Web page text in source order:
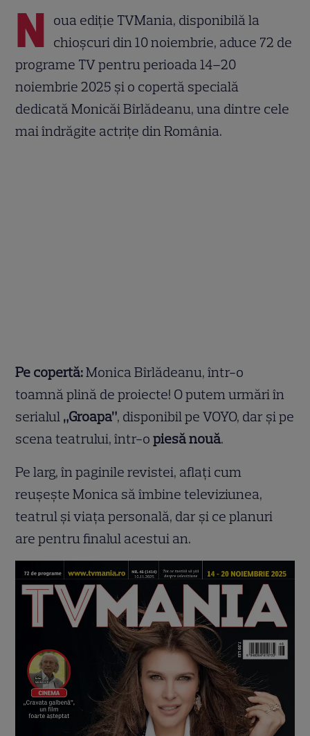
N oua ediție TVMania, disponibilă la
chioșcuri din 10 noiembrie, aduce 72 de
programe TV pentru perioada 14–20
noiembrie 2025 și o copertă specială
dedicată Monicăi Bîrlădeanu, una dintre cele
mai îndrăgite actrițe din România.
Pe copertă:Monica Bîrlădeanu, într-o
toamnă plină de proiecte! O putem urmări în
serialul „Groapa”, disponibil pe VOYO, dar și pe
scena teatrului, într-opiesă nouă.
Pe larg, în paginile revistei, aflați cum
reușește Monica să îmbine televiziunea,
teatrul și viața personală, dar și ce planuri
are pentru finalul acestui an.